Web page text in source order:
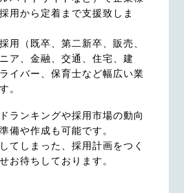
用から定着まで支援致しま
用（既卒、第二新卒、販売、
ア、金融、交通、住宅、建
イバー、保育士など幅広い業
。
ランキングや採用市場の動向
備や作成も可能です。
てしまった、採用計画をつく
お待ちしております。